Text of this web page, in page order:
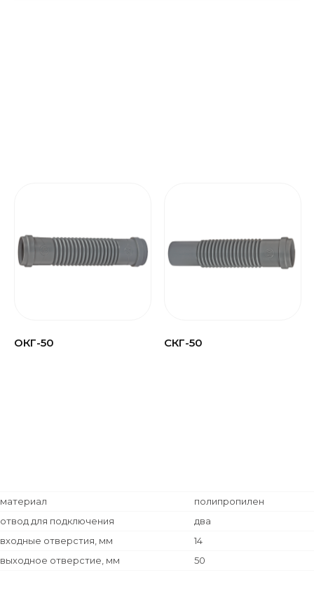
ОКГ-50 СКГ-50
материал
полипропилен
отвод для подключения
два
входные отверстия, мм
14
выходное отверстие, мм
50